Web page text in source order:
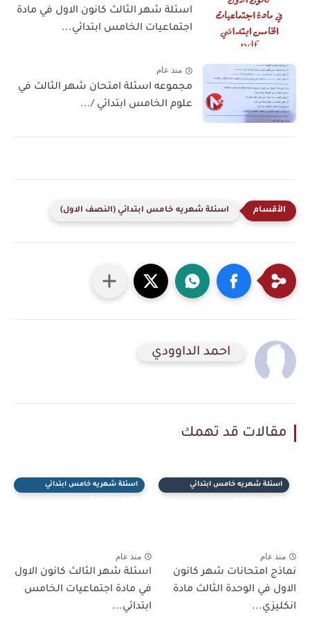
اسئلة شهر الثالث كانون الاول في مادة
اجتماعيات الخامس ابتدائي...
منذ عام
مجموعه اسئلة امتحان شهر الثالث في
علوم الخامس ابتدائي /...
اسئلة شهريه خامس ابتدائي (النصف الاول)
احمد الداوودي
مقالات قد تهمك
اسئلة شهريه خامس ابتدائي
منذ عام
نماذج امتحانات شهر كانون
الاول في الوحدة الثالث مادة
انكليزي...
اسئلة شهريه خامس ابتدائي
منذ عام
اسئلة شهر الثالث كانون الاول
في مادة اجتماعيات الخامس
ابتدائي...